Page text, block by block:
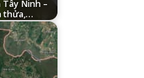
Ninh –
thửa,…